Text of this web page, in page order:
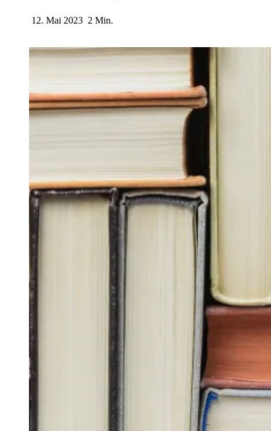
12. Mai 2023 2 Min.